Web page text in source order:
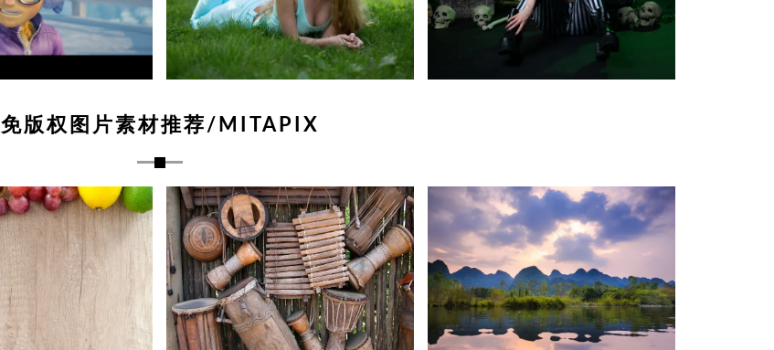
免版权图片素材推荐/MITAPIX